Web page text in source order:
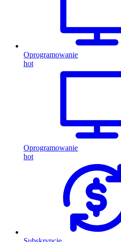
Oprogramowanie
hot
Oprogramowanie
hot